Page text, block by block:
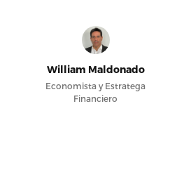
William Maldonado
Economista y Estratega
Financiero